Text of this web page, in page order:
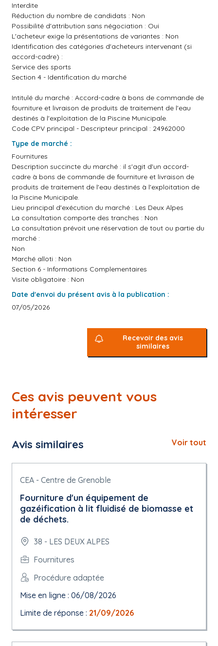
Interdite
Réduction du nombre de candidats : Non
Possibilité d'attribution sans négociation : Oui
L'acheteur exige la présentations de variantes : Non
Identification des catégories d'acheteurs intervenant (si
accord-cadre) :
Service des sports
Section 4 - Identification du marché
Intitulé du marché : Accord-cadre à bons de commande de
fourniture et livraison de produits de traitement de l'eau
destinés à l'exploitation de la Piscine Municipale.
Code CPV principal - Descripteur principal : 24962000
Type de marché :
Fournitures
Description succincte du marché : il s'agit d'un accord-
cadre à bons de commande de fourniture et livraison de
produits de traitement de l'eau destinés à l'exploitation de
la Piscine Municipale.
Lieu principal d'exécution du marché : Les Deux Alpes
La consultation comporte des tranches : Non
La consultation prévoit une réservation de tout ou partie du
marché :
Non
Marché alloti : Non
Section 6 - Informations Complementaires
Visite obligatoire : Non
Date d'envoi du présent avis à la publication :
07/05/2026
Recevoir des avis
similaires
Ces avis peuvent vous
intéresser
Avis similaires Voir tout
CEA - Centre de Grenoble
Fourniture d'un équipement de
gazéification à lit fluidisé de biomasse et
de déchets.
38 - LES DEUX ALPES
Fournitures
Procédure adaptée
Mise en ligne : 06/08/2026
Limite de réponse : 21/09/2026